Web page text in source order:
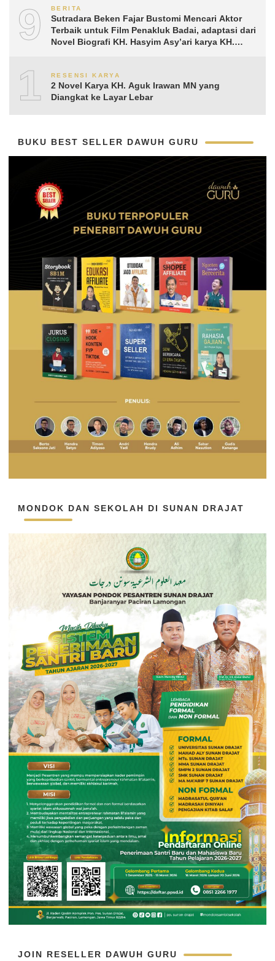
9 BERITA
Sutradara Beken Fajar Bustomi Mencari Aktor
Terbaik untuk Film Penakluk Badai, adaptasi dari
Novel Biografi KH. Hasyim Asy’ari karya KH.
10RESENSI KARYA
2 Novel Karya KH. Aguk Irawan MN yang
Diangkat ke Layar Lebar
BUKU BEST SELLER DAWUH GURU
MONDOK DAN SEKOLAH DI SUNAN DRAJAT
JOIN RESELLER DAWUH GURU